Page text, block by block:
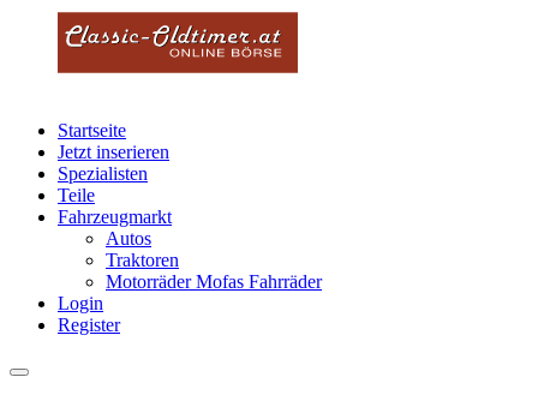
Startseite
Jetzt inserieren
Spezialisten
Teile
Fahrzeugmarkt
Autos
Traktoren
Motorräder Mofas Fahrräder
Login
Register